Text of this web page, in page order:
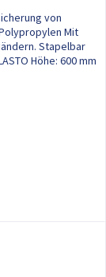
von
Mit
Stapelbar
Höhe: 600 mm